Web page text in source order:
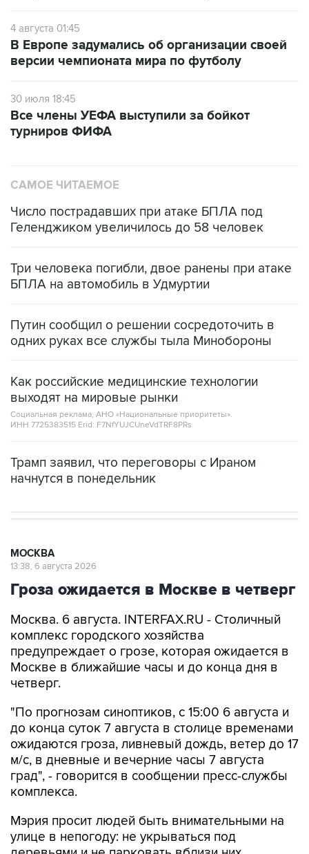
4 августа 01:45
В Европе задумались об организации своей
версии чемпионата мира по футболу
30 июля 18:45
Все члены УЕФА выступили за бойкот
турниров ФИФА
САМОЕ ЧИТАЕМОЕ
Число пострадавших при атаке БПЛА под
Геленджиком увеличилось до 58 человек
Три человека погибли, двое ранены при атаке
БПЛА на автомобиль в Удмуртии
Путин сообщил о решении сосредоточить в
одних руках все службы тыла Минобороны
Как российские медицинские технологии
выходят на мировые рынки
Социальная реклама, АНО «Национальные приоритеты».
ИНН 7725383515 Erid: F7NfYUJCUneVdTRF8PRs
Трамп заявил, что переговоры с Ираном
начнутся в понедельник
МОСКВА
13:38, 6 августа 2026
Гроза ожидается в Москве в четверг
Москва. 6 августа. INTERFAX.RU - Столичный
комплекс городского хозяйства
предупреждает о грозе, которая ожидается в
Москве в ближайшие часы и до конца дня в
четверг.
"По прогнозам синоптиков, с 15:00 6 августа и
до конца суток 7 августа в столице временами
ожидаются гроза, ливневый дождь, ветер до 17
м/с, в дневные и вечерние часы 7 августа
град", - говорится в сообщении пресс-службы
комплекса.
Мэрия просит людей быть внимательными на
улице в непогоду: не укрываться под